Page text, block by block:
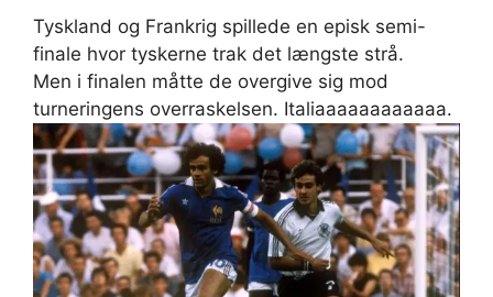
Tyskland og Frankrig spillede en episk semi-
finale hvor tyskerne trak det længste strå.
Men i finalen måtte de overgive sig mod
turneringens overraskelsen. Italiaaaaaaaaaaaa.